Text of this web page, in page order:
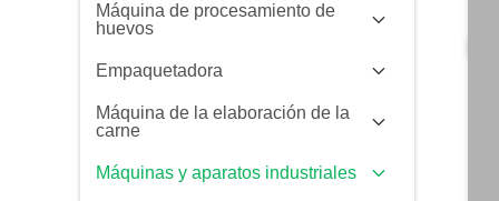
Máquina de procesamiento de
huevos
Empaquetadora
Máquina de la elaboración de la
carne
Máquinas y aparatos industriales